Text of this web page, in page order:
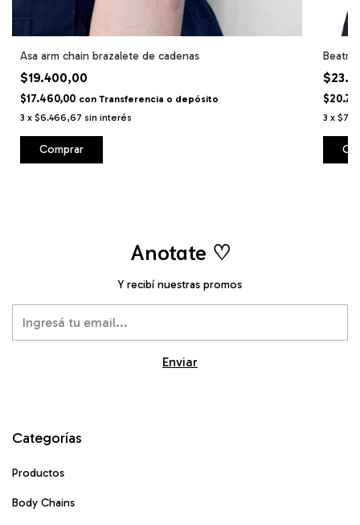
Asa arm chain brazalete de cadenas
$19.400,00
$17.460,00 con Transferencia o depósito
3 x $6.466,67 sin interés
Comprar
3 x
Anotate ♡
Y recibí nuestras promos
Categorías
Productos
Body Chains